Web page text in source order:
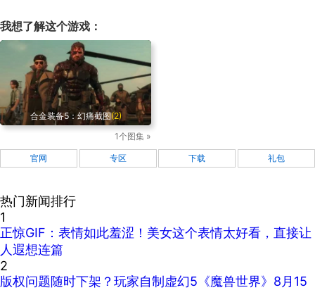
我想了解这个游戏：
合金装备5：幻痛截图(2)
1个图集 »
官网 专区 下载 礼包
热门新闻排行
1
正惊GIF：表情如此羞涩！美女这个表情太好看，直接让
人遐想连篇
2
版权问题随时下架？玩家自制虚幻5《魔兽世界》8月15